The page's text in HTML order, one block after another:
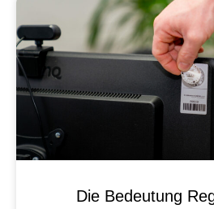
Die Bedeutung